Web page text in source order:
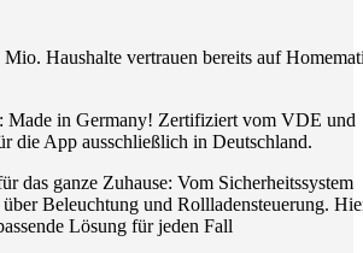
Haushalte vertrauen bereits auf
Made in Germany! Zertifiziert vom VDE und
die App ausschließlich in Deutschland.
das ganze Zuhause: Vom Sicherheitssystem
Beleuchtung und Rollladensteuerung.
Lösung für jeden Fall